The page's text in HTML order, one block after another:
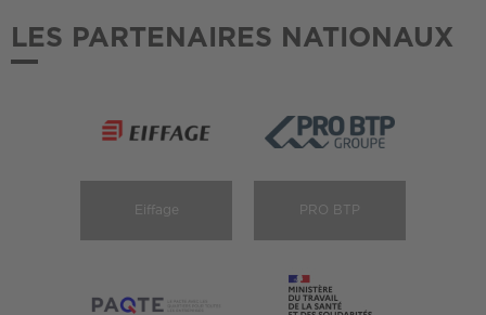
LES PARTENAIRES NATIONAUX
Eiffage PRO BTP